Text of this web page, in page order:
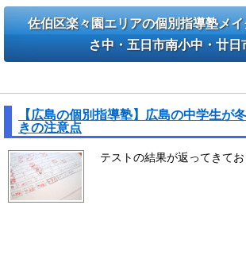
佐伯区楽々園エリアの個別指導塾メ
さ中・五日市南小中・廿日
【広島の個別指導塾】広島の中学生が
きの注意点
テストの結果が返ってきてお